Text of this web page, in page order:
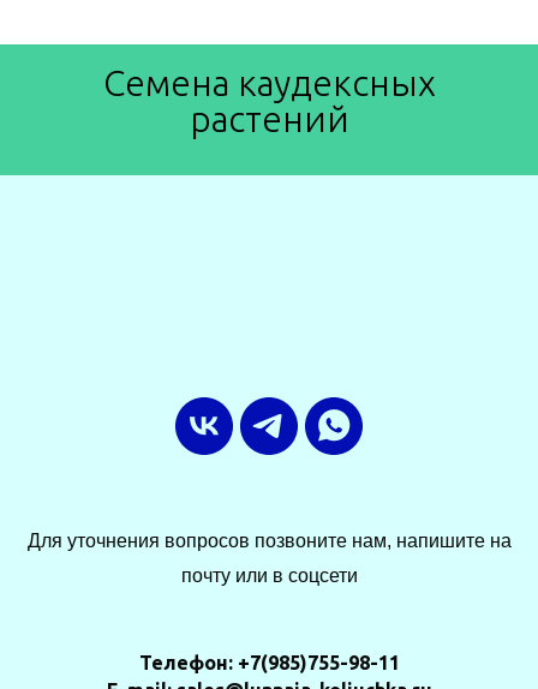
Семена каудексных
растений
Для уточнения вопросов позвоните нам, напишите на
почту или в соцсети
Телефон: +7(985)755-98-11